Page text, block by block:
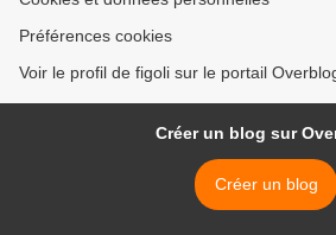
Préférences cookies
Voir le profil de figoli sur le portail
Créer un blog sur
Créer un blog